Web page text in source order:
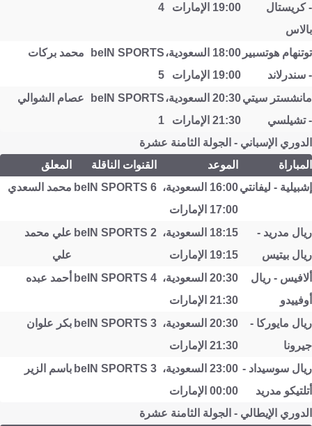
- كريستال
بالاس
19:00 الإمارات 4
توتنهام هوتسبير
- سندرلاند
18:00 السعودية،
19:00 الإمارات
beIN SPORTS
5
محمد بركات
مانشستر سيتي
- تشيلسي
20:30 السعودية،
21:30 الإمارات
beIN SPORTS
1
عصام الشوالي
الدوري الإسباني - الجولة الثامنة عشرة
المباراة
الموعد القنوات الناقلة
المعلق
إشبيلية - ليفانتي
16:00 السعودية،
17:00 الإمارات
beIN SPORTS 6 محمد السعدي
ريال مدريد -
ريال بيتيس
18:15 السعودية،
19:15 الإمارات
beIN SPORTS 2 علي محمد
علي
ألافيس - ريال
أوفييدو
20:30 السعودية،
21:30 الإمارات
beIN SPORTS 4 أحمد عبده
ريال مايوركا -
جيرونا
20:30 السعودية،
21:30 الإمارات
beIN SPORTS 3 بكر علوان
ريال سوسيداد -
أتلتيكو مدريد
23:00 السعودية،
00:00 الإمارات
beIN SPORTS 3 باسم الزير
الدوري الإيطالي - الجولة الثامنة عشرة